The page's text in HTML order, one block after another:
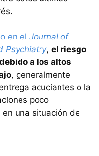
en el Journal of
Psychiatry, el riesgo
a los altos
, generalmente
acuciantes o la
poco
una situación de